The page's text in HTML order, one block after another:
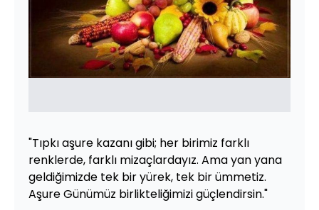
"Tıpkı aşure kazanı gibi; her birimiz farklı
renklerde, farklı mizaçlardayız. Ama yan yana
geldiğimizde tek bir yürek, tek bir ümmetiz.
Aşure Günümüz birlikteliğimizi güçlendirsin."